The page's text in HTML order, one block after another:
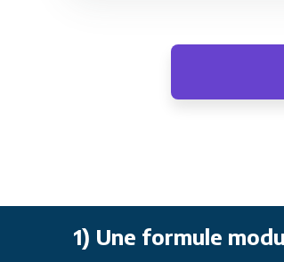
1) Une formule